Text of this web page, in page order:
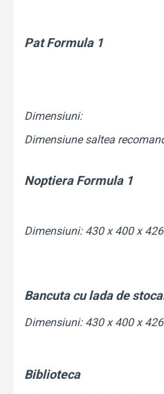
Pat Formula 1
Dimensiuni: 232 x
Dimensiune saltea
Noptiera Formula 1
Dimensiuni: 430 x 400 x
Bancuta cu lada de
Dimensiuni: 430 x 400 x
Biblioteca